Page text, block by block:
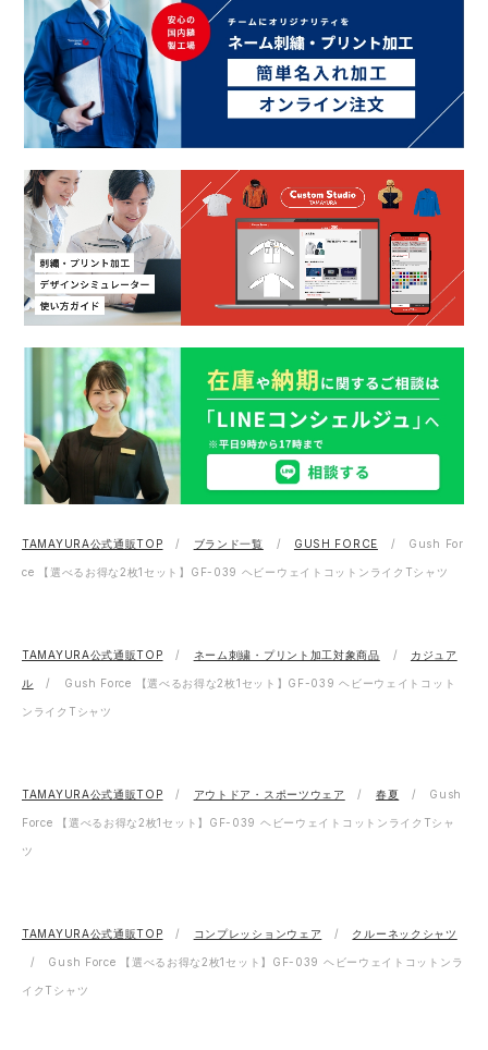
TAMAYURA公式通販TOP ブランド一覧 GUSH FORCE Gush For
ce 【選べるお得な2枚1セット】GF-039 ヘビーウェイトコットンライクTシャツ
TAMAYURA公式通販TOP ネーム刺繍・プリント加工対象商品 カジュア
ル Gush Force 【選べるお得な2枚1セット】GF-039 ヘビーウェイトコット
ンライクTシャツ
TAMAYURA公式通販TOP アウトドア・スポーツウェア 春夏 Gush
Force 【選べるお得な2枚1セット】GF-039 ヘビーウェイトコットンライクTシャ
ツ
TAMAYURA公式通販TOP コンプレッションウェア クルーネックシャツ
Gush Force 【選べるお得な2枚1セット】GF-039 ヘビーウェイトコットンラ
イクTシャツ